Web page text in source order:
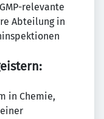
relevante
Abteilung in
in Chemie,